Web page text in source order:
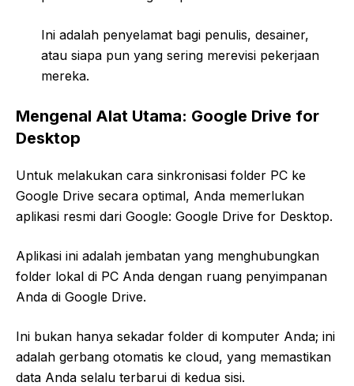
Ini adalah penyelamat bagi penulis, desainer,
atau siapa pun yang sering merevisi pekerjaan
mereka.
Mengenal Alat Utama: Google Drive for
Desktop
Untuk melakukan cara sinkronisasi folder PC ke
Google Drive secara optimal, Anda memerlukan
aplikasi resmi dari Google: Google Drive for Desktop.
Aplikasi ini adalah jembatan yang menghubungkan
folder lokal di PC Anda dengan ruang penyimpanan
Anda di Google Drive.
Ini bukan hanya sekadar folder di komputer Anda; ini
adalah gerbang otomatis ke cloud, yang memastikan
data Anda selalu terbarui di kedua sisi.